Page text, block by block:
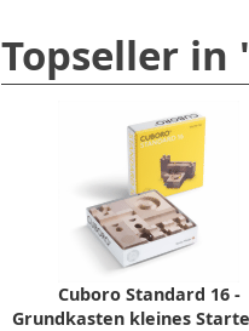
Topseller in
Cuboro Standard 16 -
Grundkasten kleines